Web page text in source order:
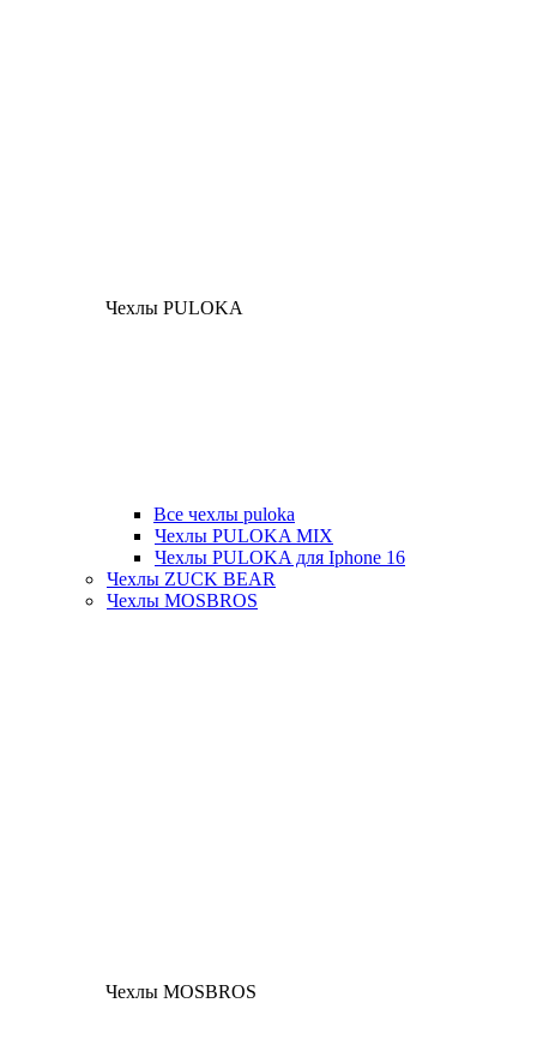
Чехлы PULOKA
Все чехлы puloka
Чехлы PULOKA MIX
Чехлы PULOKA для Iphone 16
Чехлы ZUCK BEAR
Чехлы MOSBROS
Чехлы MOSBROS